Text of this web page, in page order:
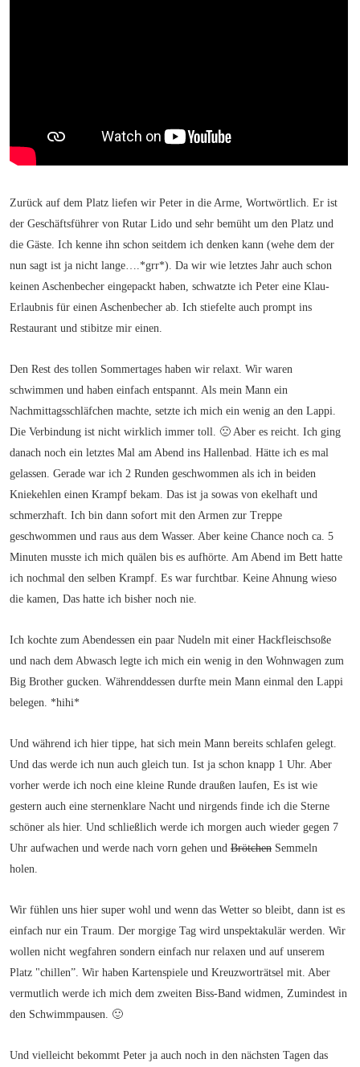
Zurück auf dem Platz liefen wir Peter in die Arme, Wortwörtlich. Er ist
der Geschäftsführer von Rutar Lido und sehr bemüht um den Platz und
die Gäste. Ich kenne ihn schon seitdem ich denken kann (wehe dem der
nun sagt ist ja nicht lange….*grr*). Da wir wie letztes Jahr auch schon
keinen Aschenbecher eingepackt haben, schwatzte ich Peter eine Klau-
Erlaubnis für einen Aschenbecher ab. Ich stiefelte auch prompt ins
Restaurant und stibitze mir einen.
Den Rest des tollen Sommertages haben wir relaxt. Wir waren
schwimmen und haben einfach entspannt. Als mein Mann ein
Nachmittagsschläfchen machte, setzte ich mich ein wenig an den Lappi.
Die Verbindung ist nicht wirklich immer toll. 🙁 Aber es reicht. Ich ging
danach noch ein letztes Mal am Abend ins Hallenbad. Hätte ich es mal
gelassen. Gerade war ich 2 Runden geschwommen als ich in beiden
Kniekehlen einen Krampf bekam. Das ist ja sowas von ekelhaft und
schmerzhaft. Ich bin dann sofort mit den Armen zur Treppe
geschwommen und raus aus dem Wasser. Aber keine Chance noch ca. 5
Minuten musste ich mich quälen bis es aufhörte. Am Abend im Bett hatte
ich nochmal den selben Krampf. Es war furchtbar. Keine Ahnung wieso
die kamen, Das hatte ich bisher noch nie.
Ich kochte zum Abendessen ein paar Nudeln mit einer Hackfleischsoße
und nach dem Abwasch legte ich mich ein wenig in den Wohnwagen zum
Big Brother gucken. Währenddessen durfte mein Mann einmal den Lappi
belegen. *hihi*
Und während ich hier tippe, hat sich mein Mann bereits schlafen gelegt.
Und das werde ich nun auch gleich tun. Ist ja schon knapp 1 Uhr. Aber
vorher werde ich noch eine kleine Runde draußen laufen, Es ist wie
gestern auch eine sternenklare Nacht und nirgends finde ich die Sterne
schöner als hier. Und schließlich werde ich morgen auch wieder gegen 7
Uhr aufwachen und werde nach vorn gehen und Brötchen Semmeln
holen.
Wir fühlen uns hier super wohl und wenn das Wetter so bleibt, dann ist es
einfach nur ein Traum. Der morgige Tag wird unspektakulär werden. Wir
wollen nicht wegfahren sondern einfach nur relaxen und auf unserem
Platz "chillen”. Wir haben Kartenspiele und Kreuzworträtsel mit. Aber
vermutlich werde ich mich dem zweiten Biss-Band widmen, Zumindest in
den Schwimmpausen. 🙂
Und vielleicht bekommt Peter ja auch noch in den nächsten Tagen das